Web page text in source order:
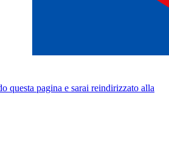
questa pagina e sarai reindirizzato alla